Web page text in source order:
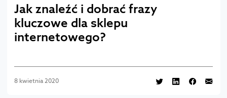
Jak znaleźć i dobrać frazy
kluczowe dla sklepu
internetowego?
8 kwietnia 2020